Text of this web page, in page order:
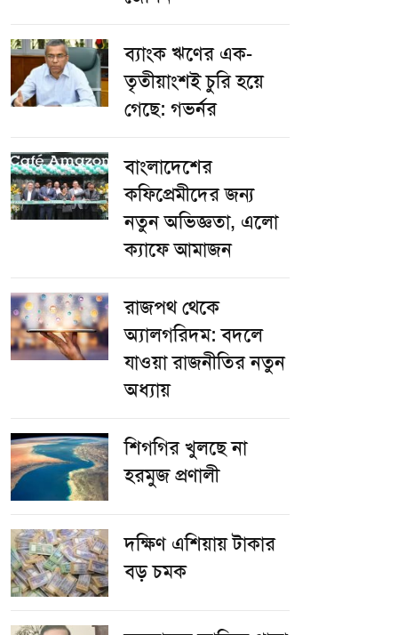
ব্যাংক ঋণের এক-
তৃতীয়াংশই চুরি হয়ে
গেছে: গভর্নর
বাংলাদেশের
কফিপ্রেমীদের জন্য
নতুন অভিজ্ঞতা, এলো
ক্যাফে আমাজন
রাজপথ থেকে
অ্যালগরিদম: বদলে
যাওয়া রাজনীতির নতুন
অধ্যায়
শিগগির খুলছে না
হরমুজ প্রণালী
দক্ষিণ এশিয়ায় টাকার
বড় চমক